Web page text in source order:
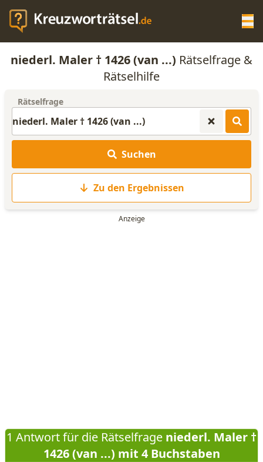
KREUZWORTRÄTSEL-HILFE
ANAGRAMM-GENERATOR
WORTLISTE
niederl. Maler † 1426 (van ...) Rätselfrage &
Rätselhilfe
Rätselfrage
Suchen
Zu den Ergebnissen
1 Antwort für die Rätselfrage niederl. Maler †
1426 (van ...) mit 4 Buchstaben